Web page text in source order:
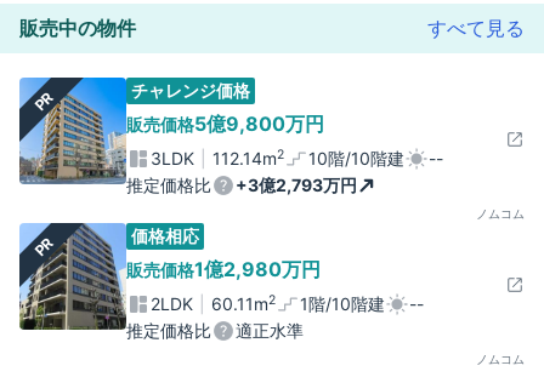
販売中の物件 すべて見る
PR
チャレンジ価格
販売価格5億9,800万円
3LDK 112.14m2 10階/10階建
--
推定価格比
+3億2,793万円
ノムコム
PR
価格相応
販売価格1億2,980万円
2LDK 60.11m2 1階/10階建
--
推定価格比
適正水準
ノムコム